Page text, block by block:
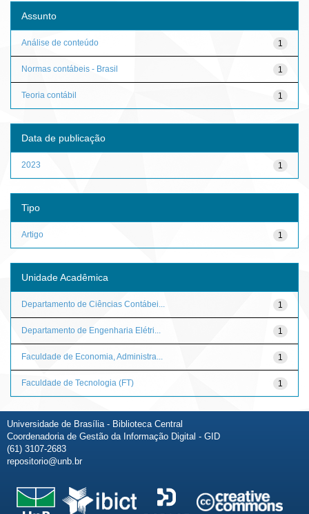
Assunto
1
Análise de conteúdo
1
Normas contábeis - Brasil
1
Teoria contábil
Data de publicação
1
2023
Tipo
1
Artigo
Unidade Acadêmica
1
Departamento de Ciências Contábei...
1
Departamento de Engenharia Elétri...
1
Faculdade de Economia, Administra...
1
Faculdade de Tecnologia (FT)
Universidade de Brasília - Biblioteca Central
Coordenadoria de Gestão da Informação Digital - GID
(61) 3107-2683
repositorio@unb.br